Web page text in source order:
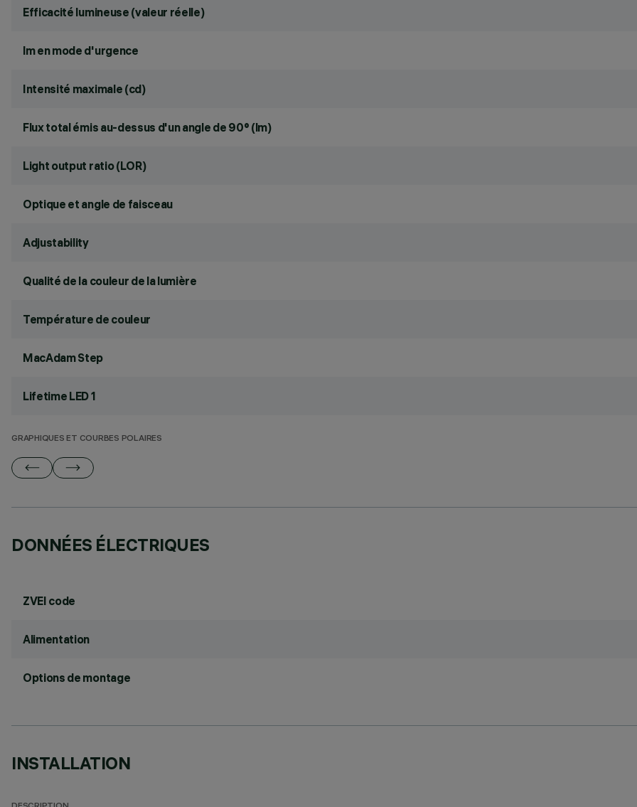
Efficacité lumineuse (valeur réelle)
lm en mode d'urgence
Intensité maximale (cd)
Flux total émis au-dessus d'un angle de 90° (lm)
Light output ratio (LOR)
Optique et angle de faisceau
Adjustability
Qualité de la couleur de la lumière
Température de couleur
MacAdam Step
Lifetime LED 1
GRAPHIQUES ET COURBES POLAIRES
DONNÉES ÉLECTRIQUES
ZVEI code
Alimentation
Options de montage
INSTALLATION